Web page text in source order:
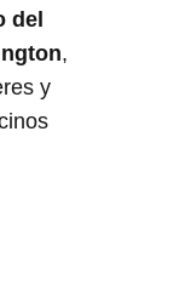
del
,
y